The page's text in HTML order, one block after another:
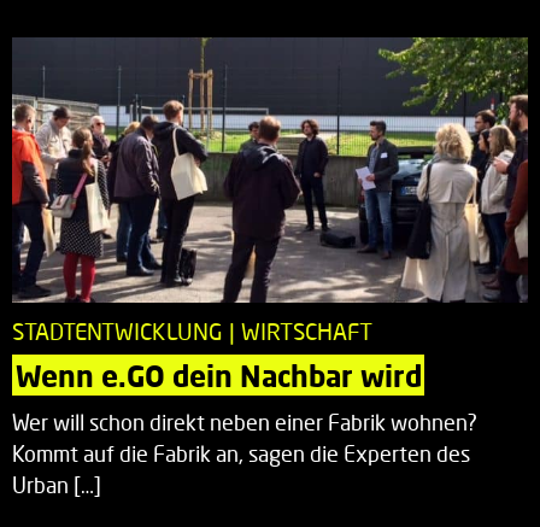
STADTENTWICKLUNG | WIRTSCHAFT
Wenn e.GO dein Nachbar wird
Wer will schon direkt neben einer Fabrik wohnen?
Kommt auf die Fabrik an, sagen die Experten des
Urban […]